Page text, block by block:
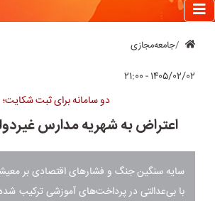
جامعه‌مجازی
۱۴۰۵/۰۲/۰۲ - ۲۱:۰۰
دو سامانه برای ثبت شکایت؛
اعتراض به شهریه مدارس
سایه سنگین جنگ و فشارهای اقتصادی بر
با بی‌عدالتی در پرداخت‌های آموزشی ترکیب